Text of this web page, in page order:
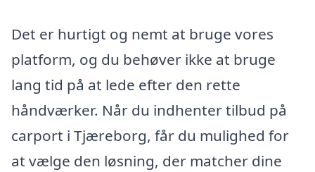
Det er hurtigt og nemt at bruge vores
platform, og du behøver ikke at bruge
lang tid på at lede efter den rette
håndværker. Når du indhenter tilbud på
carport i Tjæreborg, får du mulighed for
at vælge den løsning, der matcher dine